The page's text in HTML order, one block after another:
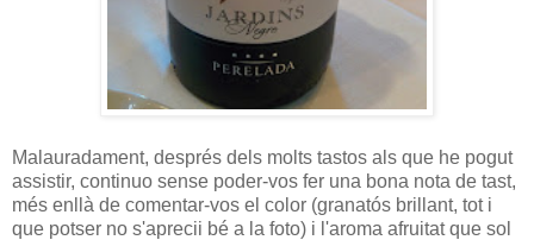
Malauradament, després dels molts tastos als que he pogut
assistir, continuo sense poder-vos fer una bona nota de tast,
més enllà de comentar-vos el color (granatós brillant, tot i
que potser no s'aprecii bé a la foto) i l'aroma afruitat que sol